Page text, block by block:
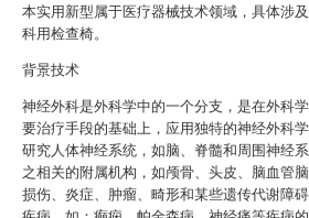
本实用新型属于医疗器械技术领域，具体涉
科用检查椅。
背景技术
神经外科是外科学中的一个分支，是在外科
要治疗手段的基础上，应用独特的神经外科学
研究人体神经系统，如脑、脊髓和周围神经
之相关的附属机构，如颅骨、头皮、脑血管
损伤、炎症、肿瘤、畸形和某些遗传代谢障